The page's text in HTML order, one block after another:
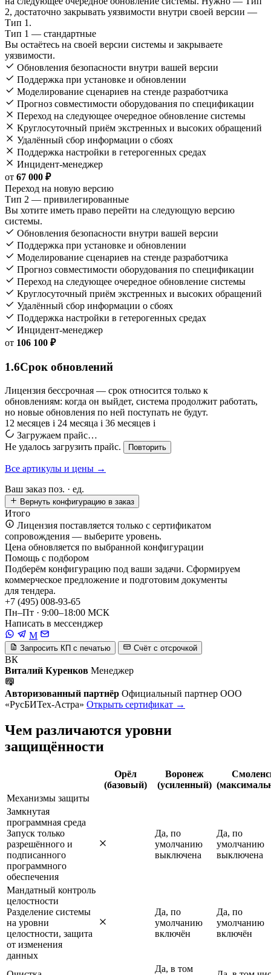
2, достаточно закрывать уязвимости внутри своей версии —
Тип 1.
Тип 1 — стандартные
Вы остаётесь на своей версии системы и закрываете
уязвимости.
Обновления безопасности внутри вашей версии
Поддержка при установке и обновлении
Моделирование сценариев на стенде разработчика
Прогноз совместимости оборудования по спецификации
Переход на следующее очередное обновление системы
Круглосуточный приём экстренных и высоких обращений
Удалённый сбор информации о сбоях
Поддержка настройки в гетерогенных средах
Инцидент-менеджер
от 67 000 ₽
Переход на новую версию
Тип 2 — привилегированные
Вы хотите иметь право перейти на следующую версию
системы.
Обновления безопасности внутри вашей версии
Поддержка при установке и обновлении
Моделирование сценариев на стенде разработчика
Прогноз совместимости оборудования по спецификации
Переход на следующее очередное обновление системы
Круглосуточный приём экстренных и высоких обращений
Удалённый сбор информации о сбоях
Поддержка настройки в гетерогенных средах
Инцидент-менеджер
от 106 100 ₽
1.6Срок обновлений
Лицензия бессрочная — срок относится только к
обновлениям: когда он выйдет, система продолжит работать,
но новые обновления по ней поступать не будут.
12 месяцев i 24 месяца i 36 месяцев i
Загружаем прайс…
Не удалось загрузить прайс.
Повторить
Все артикулы и цены →
Ваш заказ поз. · ед.
Вернуть конфигурацию в заказ
Итого
Лицензия поставляется только с сертификатом
сопровождения — выберите уровень.
Цена обновляется по выбранной конфигурации
Помощь с подбором
Подберём конфигурацию под ваши задачи. Сформируем
коммерческое предложение и подготовим документы
для тендера.
+7 (495) 008-93-65
Пн–Пт · 9:00–18:00 МСК
Написать в мессенджер
M
Запросить КП с печатью Счёт с отсрочкой
ВК
Виталий Куренков Менеджер
Авторизованный партнёр Официальный партнер ООО
«РусБИТех-Астра» Открыть сертификат →
Чем различаются уровни
защищённости
Орёл
(базовый)
Воронеж
(усиленный)
Механизмы защиты
Замкнутая
программная среда
Запуск только
разрешённого и
подписанного
программного
обеспечения
Да, по
умолчанию
выключена
Да, по
умолчанию
выключена
Мандатный контроль
целостности
Разделение системы
на уровни
целостности, защита
от изменения
данных
Да, по
умолчанию
включён
Да, по
умолчанию
включён
Да, в том